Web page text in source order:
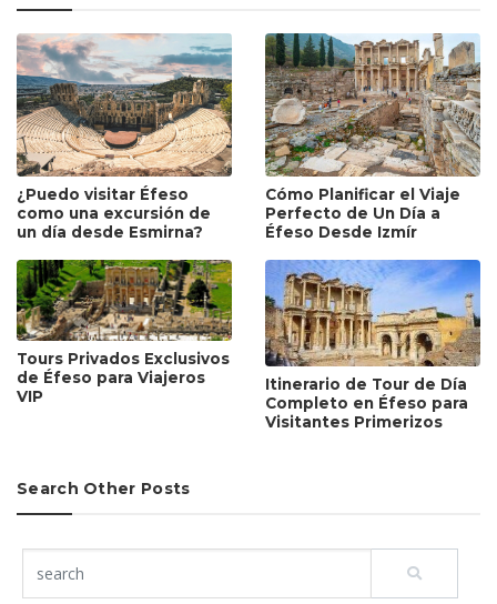
¿Puedo visitar Éfeso
como una excursión de
un día desde Esmirna?
Cómo Planificar el Viaje
Perfecto de Un Día a
Éfeso Desde Izmír
Tours Privados Exclusivos
de Éfeso para Viajeros
VIP
Itinerario de Tour de Día
Completo en Éfeso para
Visitantes Primerizos
Search Other Posts